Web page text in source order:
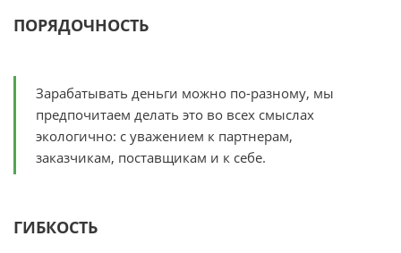
ПОРЯДОЧНОСТЬ
Зарабатывать деньги можно по-разному, мы
предпочитаем делать это во всех смыслах
экологично: с уважением к партнерам,
заказчикам, поставщикам и к себе.
ГИБКОСТЬ